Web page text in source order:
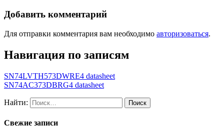
Добавить комментарий
Для отправки комментария вам необходимо авторизоваться.
Навигация по записям
SN74LVTH573DWRE4 datasheet
SN74AC373DBRG4 datasheet
Найти:
Свежие записи